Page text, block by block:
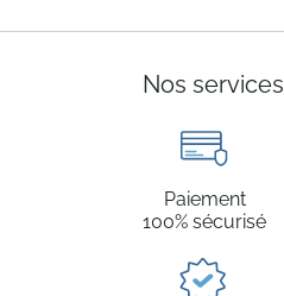
Nos services
Paiement
100% sécurisé